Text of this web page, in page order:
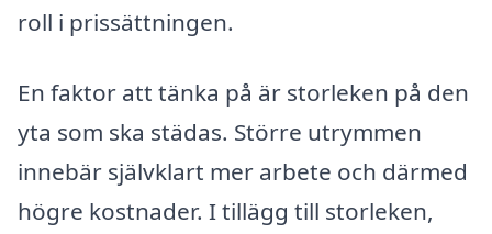
roll i prissättningen.
En faktor att tänka på är storleken på den
yta som ska städas. Större utrymmen
innebär självklart mer arbete och därmed
högre kostnader. I tillägg till storleken,